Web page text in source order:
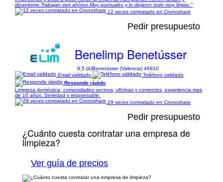
dinamismo.Trabajan con ahínco.Muy puntuales y lo dejaron todo muy limpio."
12 veces contratado en Cronoshare
Pedir presupuesto
Benelimp Benetússer
9,5 (4)Benetússer (Valencia) 46910
Email validado
Teléfono validado
Responde rápido
Limpieza doméstica, comunidades vecinos, oficinas y comercios, experiencia mas
de 10 años. Seriedad y responsable.
29 veces contratado en Cronoshare
Pedir presupuesto
¿Cuánto cuesta contratar una empresa de
limpieza?
Ver guía de precios